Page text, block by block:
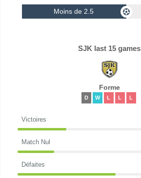
Moins de 2.5
SJK last 15 games
Forme
D W L L L
Victoires
Match Nul
Défaites